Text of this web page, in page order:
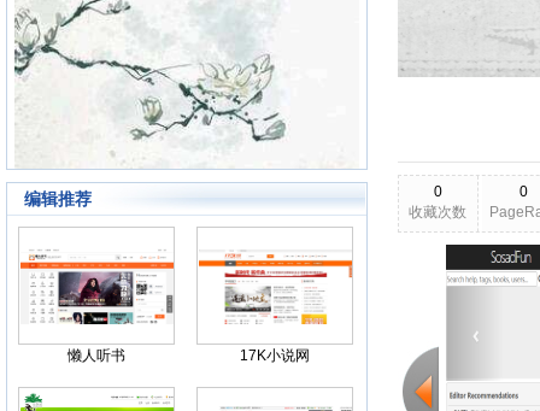
编辑推荐
懒人听书 17K小说网
0
收藏次数
0
更新日期